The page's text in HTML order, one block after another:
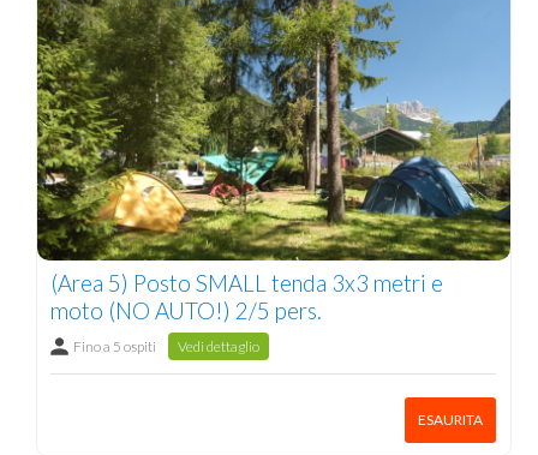
(Area 5) Posto SMALL tenda 3x3 metri e
moto (NO AUTO!) 2/5 pers.
Fino a 5 ospiti Vedi dettaglio
ESAURITA